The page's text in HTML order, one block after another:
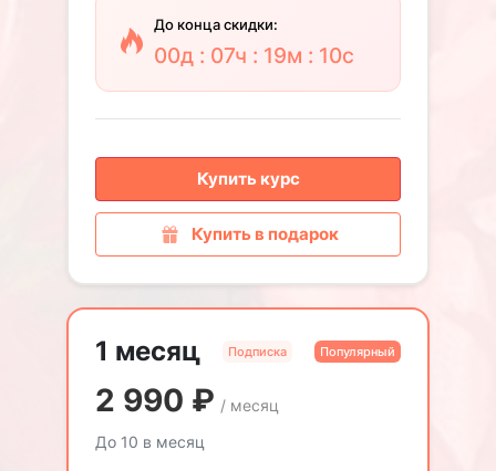
До конца скидки:
00д : 07ч : 19м : 09с
Купить курс
Купить в подарок
1 месяц Подписка Популярный
2 990 ₽ / месяц
До 10 в месяц